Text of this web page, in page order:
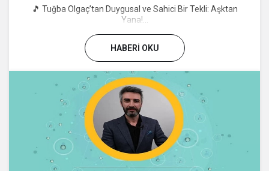
🎵 Tuğba Olgaç’tan Duygusal ve Sahici Bir Tekli: Aşktan
Yana!...
HABERI OKU